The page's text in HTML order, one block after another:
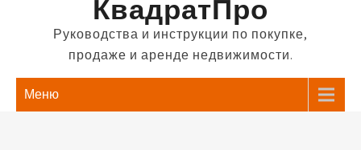
КвадратПро
Руководства и инструкции по покупке,
продаже и аренде недвижимости.
Меню